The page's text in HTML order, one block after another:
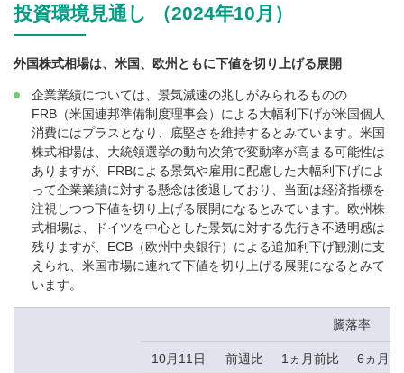
投資環境見通し （2024年10月）
外国株式相場は、米国、欧州ともに下値を切り上げる展開
企業業績については、景気減速の兆しがみられるものの
FRB（米国連邦準備制度理事会）による大幅利下げが米国個人
消費にはプラスとなり、底堅さを維持するとみています。米国
株式相場は、大統領選挙の動向次第で変動率が高まる可能性は
ありますが、FRBによる景気や雇用に配慮した大幅利下げによ
って企業業績に対する懸念は後退しており、当面は経済指標を
注視しつつ下値を切り上げる展開になるとみています。欧州株
式相場は、ドイツを中心とした景気に対する先行き不透明感は
残りますが、ECB（欧州中央銀行）による追加利下げ観測に支
えられ、米国市場に連れて下値を切り上げる展開になるとみて
います。
騰落率
10月11日 前週比 1ヵ月前比 6ヵ月